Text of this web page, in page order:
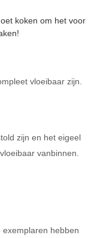
koken om het voor
vloeibaar zijn.
zijn en het eigeel
vanbinnen.
hebben